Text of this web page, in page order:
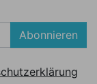
Abonnieren